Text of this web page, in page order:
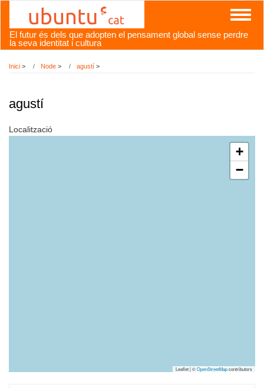
contingut
El futur és dels que adopten el pensament global sense perdre
la seva identitat i cultura
Inici > Node > agustí >
agustí
Localització
+
−
Leaflet | ©OpenStreetMapcontributors